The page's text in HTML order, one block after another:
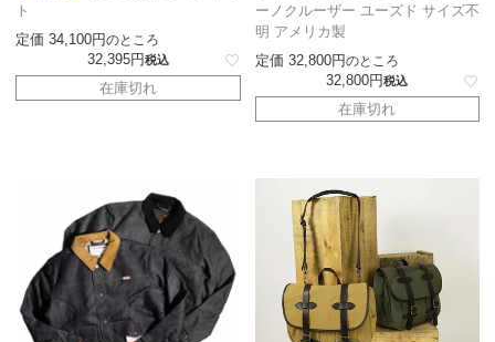
ト
定価 34,100 のところ
32,395 税込
在庫切れ
ーノクルーザー ユーズド サイズ不
明 アメリカ製
定価 32,800 のところ
32,800 税込
在庫切れ